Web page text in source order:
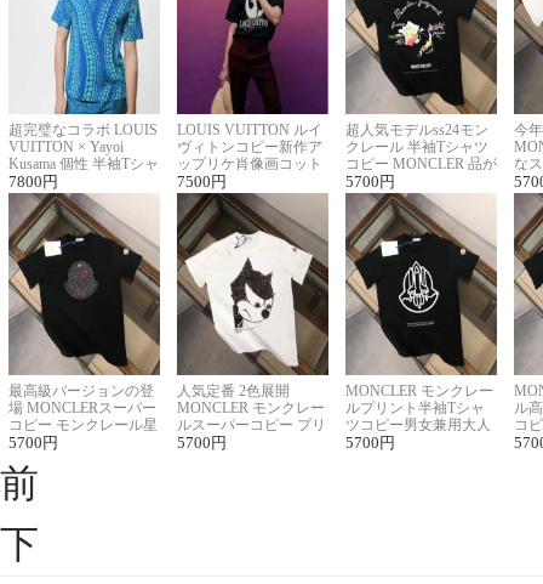
超完璧なコラボ LOUIS
VUITTON × Yayoi
Kusama 個性 半袖Tシャ
ツコピー男女兼用
7800 円
LOUIS VUITTON ルイ
ヴィトンコピー新作ア
ップリケ肖像画コット
ンニット半袖Tシャツ
7500 円
超人気モデルss24モン
クレール 半袖Tシャツ
コピー MONCLER 品が
良く見た目
5700 円
今
な
ル
最高級バージョンの登
場 MONCLERスーパー
コピー モンクレール星
座半袖Tシャツ
5700 円
人気定番 2色展開
MONCLER モンクレー
ルスーパーコピー プリ
ント半袖Tシャツ
5700 円
MONCLER モンクレー
ルプリント半袖Tシャ
ツコピー男女兼用大人
可愛い春夏コーデ
5700 円
ル
コ
ィ
前
下